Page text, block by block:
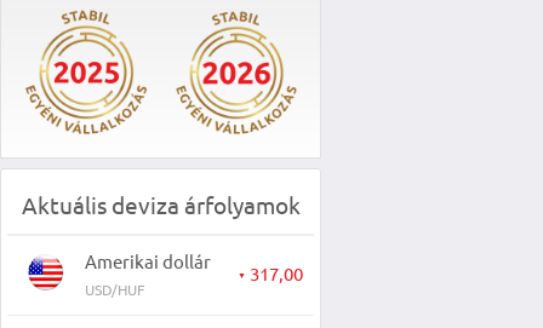
Aktuális deviza árfolyamok
Amerikai dollár
USD/HUF
▼ 317,00